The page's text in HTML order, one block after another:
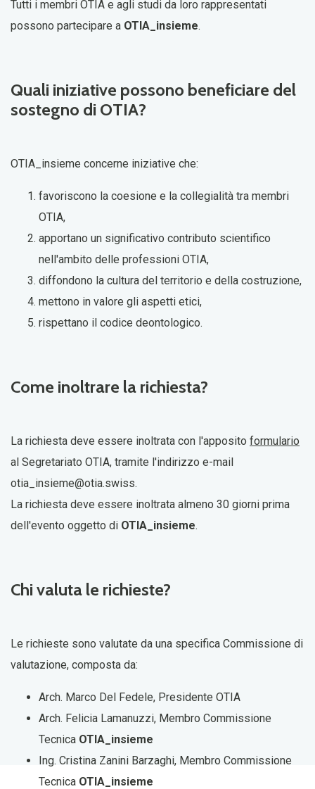
Tutti i membri OTIA e agli studi da loro rappresentati
possono partecipare a OTIA_insieme.
Quali iniziative possono beneficiare del
sostegno di OTIA?
OTIA_insieme concerne iniziative che:
favoriscono la coesione e la collegialità tra membri
OTIA,
apportano un significativo contributo scientifico
nell'ambito delle professioni OTIA,
diffondono la cultura del territorio e della costruzione,
mettono in valore gli aspetti etici,
rispettano il codice deontologico.
Come inoltrare la richiesta?
La richiesta deve essere inoltrata con l'apposito formulario
al Segretariato OTIA, tramite l'indirizzo e-mail
otia_insieme@otia.swiss.
La richiesta deve essere inoltrata almeno 30 giorni prima
dell'evento oggetto di OTIA_insieme.
Chi valuta le richieste?
Le richieste sono valutate da una specifica Commissione di
valutazione, composta da:
Arch. Marco Del Fedele, Presidente OTIA
Arch. Felicia Lamanuzzi, Membro Commissione
Tecnica OTIA_insieme
Ing. Cristina Zanini Barzaghi, Membro Commissione
Tecnica OTIA_insieme